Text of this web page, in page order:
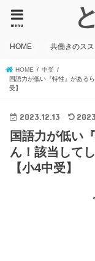
menu
HOME 共働きのスス
HOME
中受
国語力が低い『特性』がある
受】
2023.12.13
国語力が低い
ん！該当して
【小4中受】